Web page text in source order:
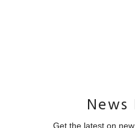
Get the latest on